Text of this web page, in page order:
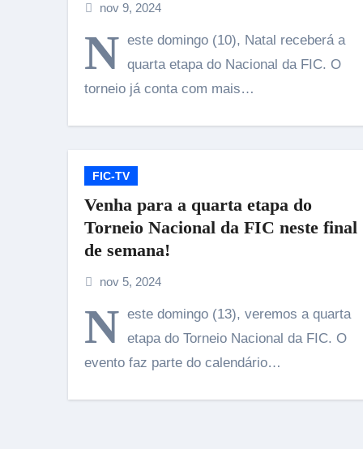
nov 9, 2024
N este domingo (10), Natal receberá a
quarta etapa do Nacional da FIC. O
torneio já conta com mais…
FIC-TV
Venha para a quarta etapa do
Torneio Nacional da FIC neste final
de semana!
nov 5, 2024
N este domingo (13), veremos a quarta
etapa do Torneio Nacional da FIC. O
evento faz parte do calendário…